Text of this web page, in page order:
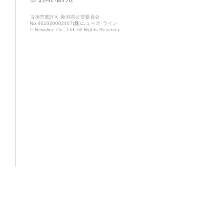
古物営業許可 新潟県公安委員会
No.461020002467(株)ニューズ･ライン
© Newsline Co., Ltd. All Rights Reserved.